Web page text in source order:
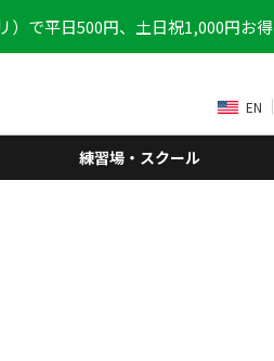
）で平日500円、土日祝1,000円お得
EN
練習場・スクール